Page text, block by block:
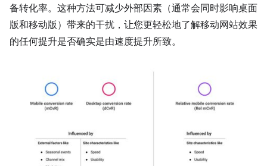
备转化率。这种方法可减少外部因素（通常会同时影响桌面
版和移动版）带来的干扰，让您更轻松地了解移动网站效果
的任何提升是否确实是由速度提升所致。